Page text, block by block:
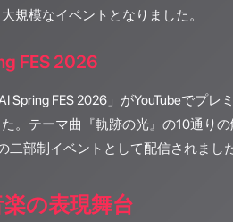
規模なイベントとなりました。
FES 2026
Spring FES 2026」がYouTubeでプレ
。テーマ曲『軌跡の光』の10通り
二部制イベントとして配信されまし
の表現舞台